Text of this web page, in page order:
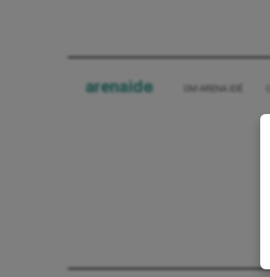
arenaide OM ARENA IDÉ